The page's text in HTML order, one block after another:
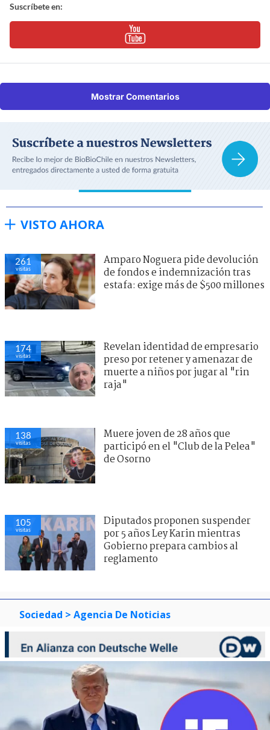
Suscríbete en:
Mostrar Comentarios
VISTO AHORA
261
visitas
Amparo Noguera pide devolución
de fondos e indemnización tras
estafa: exige más de $500 millones
174
visitas
Revelan identidad de empresario
preso por retener y amenazar de
muerte a niños por jugar al "rin
raja"
138
visitas
Muere joven de 28 años que
participó en el "Club de la Pelea"
de Osorno
105
visitas
Diputados proponen suspender
por 5 años Ley Karin mientras
Gobierno prepara cambios al
reglamento
Sociedad > Agencia De Noticias